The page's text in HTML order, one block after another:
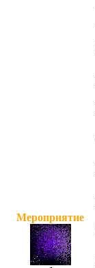
Мероприятие